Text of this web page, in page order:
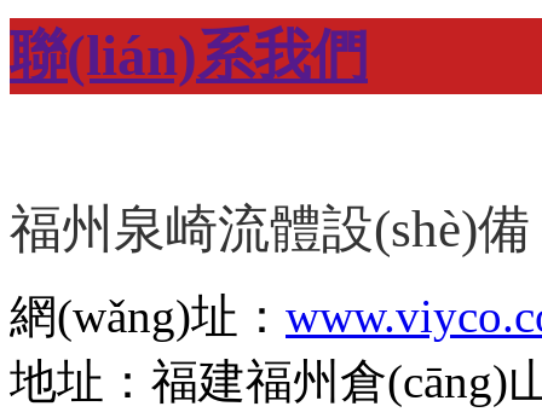
聯(lián)系我們
福州泉崎流體設(shè)備
網(wǎng)址：
地址：福建福州倉(cāng)